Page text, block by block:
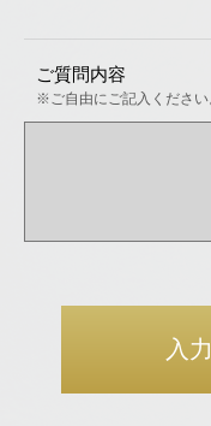
ご質問内容
※ご自由にご記入ください